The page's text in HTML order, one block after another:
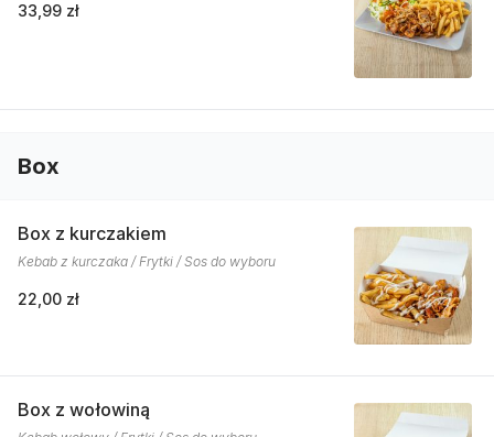
33,99 zł
Box
Box z kurczakiem
Kebab z kurczaka / Frytki / Sos do wyboru
22,00 zł
Box z wołowiną